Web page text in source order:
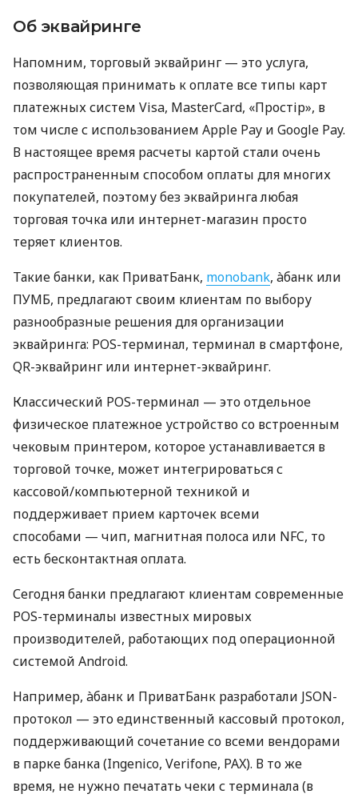
Об эквайринге
Напомним, торговый эквайринг — это услуга,
позволяющая принимать к оплате все типы карт
платежных систем Visa, MasterCard, «Простір», в
том числе с использованием Apple Pay и Google Pay.
В настоящее время расчеты картой стали очень
распространенным способом оплаты для многих
покупателей, поэтому без эквайринга любая
торговая точка или интернет-магазин просто
теряет клиентов.
Такие банки, как ПриватБанк, monobank, àбанк или
ПУМБ, предлагают своим клиентам по выбору
разнообразные решения для организации
эквайринга: POS-терминал, терминал в смартфоне,
QR-эквайринг или интернет-эквайринг.
Классический POS-терминал — это отдельное
физическое платежное устройство со встроенным
чековым принтером, которое устанавливается в
торговой точке, может интегрироваться с
кассовой/компьютерной техникой и
поддерживает прием карточек всеми
способами — чип, магнитная полоса или NFC, то
есть бесконтактная оплата.
Сегодня банки предлагают клиентам современные
POS-терминалы известных мировых
производителей, работающих под операционной
системой Android.
Например, àбанк и ПриватБанк разработали JSON-
протокол — это единственный кассовый протокол,
поддерживающий сочетание со всеми вендорами
в парке банка (Ingenico, Verifone, PAX). В то же
время, не нужно печатать чеки с терминала (в